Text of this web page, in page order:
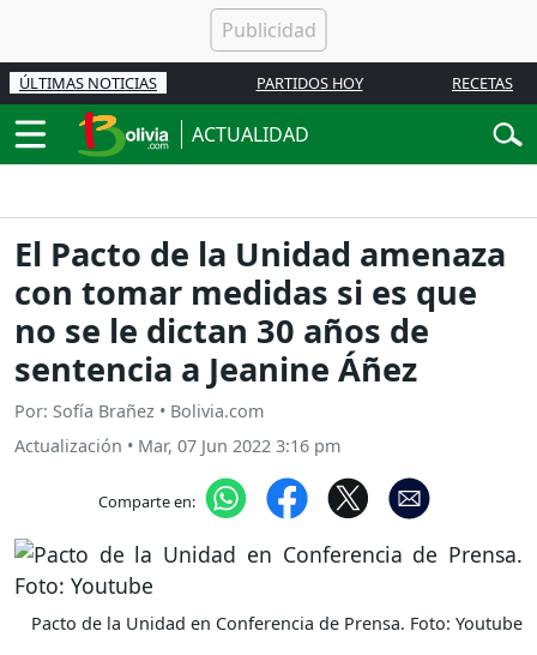
ÚLTIMAS NOTICIAS PARTIDOS HOY RECETAS
ACTUALIDAD
El Pacto de la Unidad amenaza
con tomar medidas si es que
no se le dictan 30 años de
sentencia a Jeanine Áñez
Por: Sofía Brañez • Bolivia.com
Actualización • Mar, 07 Jun 2022 3:16 pm
Comparte en:
Pacto de la Unidad en Conferencia de Prensa. Foto: Youtube